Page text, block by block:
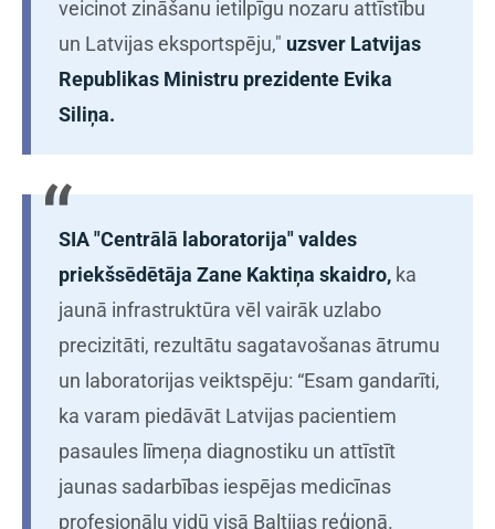
veicinot zināšanu ietilpīgu nozaru attīstību
un Latvijas eksportspēju," uzsver Latvijas
Republikas Ministru prezidente Evika
Siliņa.
SIA "Centrālā laboratorija" valdes
priekšsēdētāja Zane Kaktiņa skaidro, ka
jaunā infrastruktūra vēl vairāk uzlabo
precizitāti, rezultātu sagatavošanas ātrumu
un laboratorijas veiktspēju: “Esam gandarīti,
ka varam piedāvāt Latvijas pacientiem
pasaules līmeņa diagnostiku un attīstīt
jaunas sadarbības iespējas medicīnas
profesionāļu vidū visā Baltijas reģionā.